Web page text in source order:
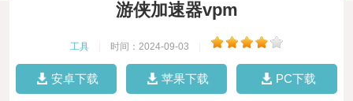
游侠加速器vpm
工具 时间：2024-09-03
安卓下载 苹果下载 PC下载